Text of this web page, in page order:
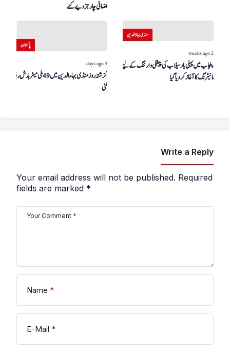
اضافی چارجز دیے گئے
پاکستان
5 days ago
گزشتہ روز منڈی بہاءالدین میں 49 ملی میٹر بارش ریکارڈ کی
گئی
منڈی بہاؤالدین
2 weeks ago
پنجاب میں پہلی بار سیلاب کی پیشگی وارننگ کے لیے ڈرون
مانیٹرنگ کا آغاز کر دیا گیا
Write a Reply
Your email address will not be published. Required
fields are marked *
Your Comment *
Name *
E-Mail *